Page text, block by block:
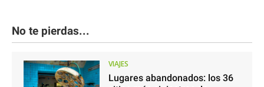
No te pierdas...
VIAJES
Lugares abandonados: los 36